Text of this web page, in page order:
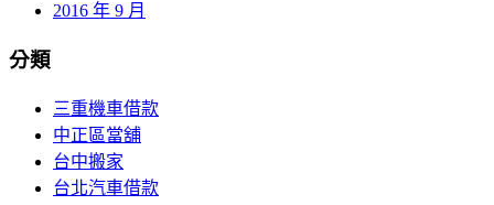
2016 年 9 月
分類
三重機車借款
中正區當舖
台中搬家
台北汽車借款